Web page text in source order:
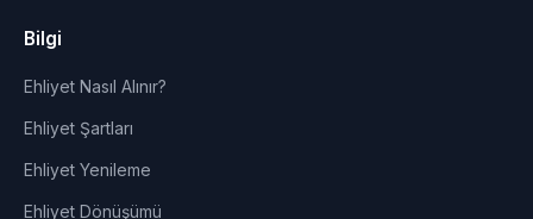
Bilgi
Ehliyet Nasıl Alınır?
Ehliyet Şartları
Ehliyet Yenileme
Ehliyet Dönüşümü